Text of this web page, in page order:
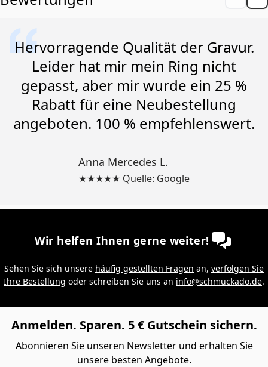
Hervorragende Qualität der Gravur.
Leider hat mir mein Ring nicht
gepasst, aber mir wurde ein 25 %
Rabatt für eine Neubestellung
angeboten. 100 % empfehlenswert.
Anna Mercedes L.
★★★★★ Quelle: Google
Wir helfen Ihnen gerne weiter!
Sehen Sie sich unsere häufig gestellten Fragen an, verfolgen Sie
Ihre Bestellung oder schreiben Sie uns an info@schmuckado.de.
Anmelden. Sparen. 5 € Gutschein sichern.
Abonnieren Sie unseren Newsletter und erhalten Sie
unsere besten Angebote.